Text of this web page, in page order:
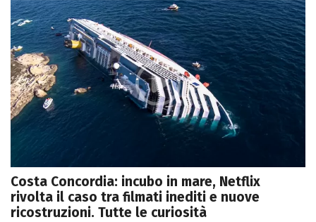
Costa Concordia: incubo in mare, Netflix
rivolta il caso tra filmati inediti e nuove
ricostruzioni. Tutte le curiosità